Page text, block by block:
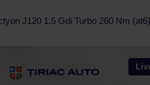
J120 1.5 Gdi Turbo 260 Nm